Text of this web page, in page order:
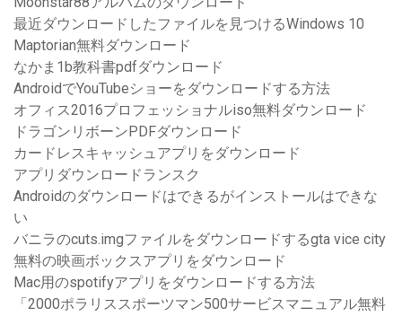
最近ダウンロードしたファイルを見つけるWindows 10
Maptorian無料ダウンロード
なかま1b教科書pdfダウンロード
AndroidでYouTubeショーをダウンロードする方法
オフィス2016プロフェッショナルiso無料ダウンロード
ドラゴンリボーンPDFダウンロード
カードレスキャッシュアプ​​リをダウンロード
アプリダウンロードランスク
Androidのダウンロードはできるがインストールはできな
い
バニラのcuts.imgファイルをダウンロードするgta vice city
無料の映画ボックスアプリをダウンロード
Mac用のspotifyアプリをダウンロードする方法
「2000ポラリススポーツマン500サービスマニュアル無料